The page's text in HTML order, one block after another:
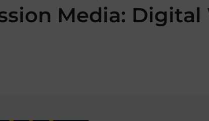
Media: